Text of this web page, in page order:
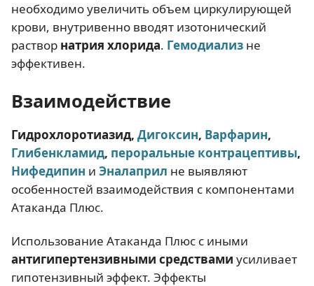
необходимо увеличить объем циркулирующей
крови, внутривенно вводят изотонический
раствор натрия хлорида. Гемодиализ не
эффективен.
Взаимодействие
Гидрохлоротиазид, Дигоксин, Варфарин,
Глибенкламид, пероральные контрацептивы,
Нифедипин и Эналаприл не выявляют
особенностей взаимодействия с компонентами
Атаканда Плюс.
Использование Атаканда Плюс с иными
антигипертензивными средствами усиливает
гипотензивный эффект. Эффекты